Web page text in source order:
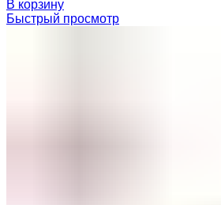
В корзину
Быстрый просмотр